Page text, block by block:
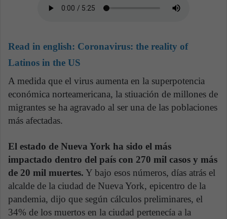
Read in english: Coronavirus: the reality of
Latinos in the US
A medida que el virus aumenta en la superpotencia
económica norteamericana, la stiuación de millones de
migrantes se ha agravado al ser una de las poblaciones
más afectadas.
El estado de Nueva York ha sido el más
impactado dentro del país con 270 mil casos y más
de 20 mil muertes. Y bajo esos números, días atrás el
alcalde de la ciudad de Nueva York, epicentro de la
pandemia, dijo que según cálculos preliminares, el
34% de los muertos en la ciudad pertenecía a la